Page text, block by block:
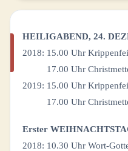
HEILIGABEND, 24.
2018: 15.00 Uhr
17.00 Uhr
2019: 15.00 Uhr
17.00 Uhr
Erster
2018: 10.30 Uhr Wort-